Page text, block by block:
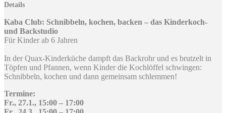
Details
Kaba Club: Schnibbeln, kochen, backen – das Kinderkoch-
und Backstudio
Für Kinder ab 6 Jahren
In der Quax-Kinderküche dampft das Backrohr und es brutzelt in
Töpfen und Pfannen, wenn Kinder die Kochlöffel schwingen:
Schnibbeln, kochen und dann gemeinsam schlemmen!
Termine:
Fr., 27.1., 15:00 – 17:00